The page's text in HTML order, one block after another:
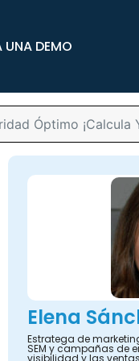
UNA DEMO
Óptimo ¡Calcula
Elena
Estratega de
SEM y campañas de
visibilidad y las